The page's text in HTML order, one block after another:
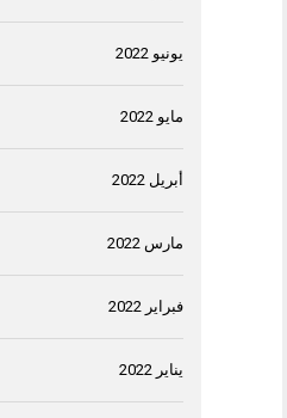
يونيو 2022
مايو 2022
أبريل 2022
مارس 2022
فبراير 2022
يناير 2022